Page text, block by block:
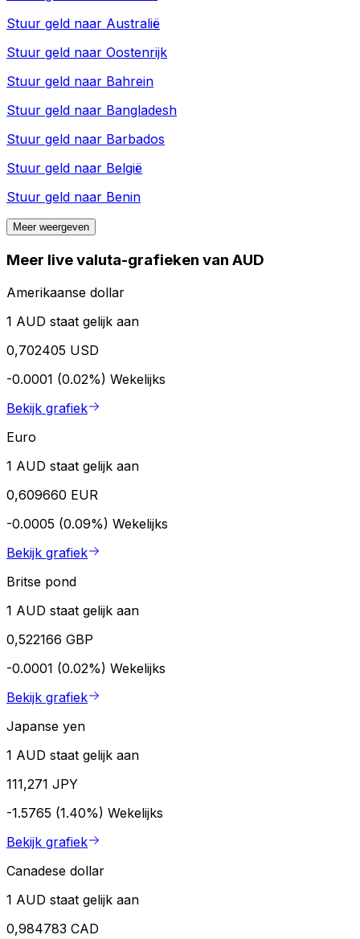
Stuur geld naar Australië
Stuur geld naar Oostenrijk
Stuur geld naar Bahrein
Stuur geld naar Bangladesh
Stuur geld naar Barbados
Stuur geld naar België
Stuur geld naar Benin
Meer weergeven
Meer live valuta-grafieken van AUD
Amerikaanse dollar
1 AUD staat gelijk aan
0,702405 USD
-0.0001 (0.02%) Wekelijks
Bekijk grafiek
Euro
1 AUD staat gelijk aan
0,609660 EUR
-0.0005 (0.09%) Wekelijks
Bekijk grafiek
Britse pond
1 AUD staat gelijk aan
0,522166 GBP
-0.0001 (0.02%) Wekelijks
Bekijk grafiek
Japanse yen
1 AUD staat gelijk aan
111,271 JPY
-1.5765 (1.40%) Wekelijks
Bekijk grafiek
Canadese dollar
1 AUD staat gelijk aan
0,984783 CAD